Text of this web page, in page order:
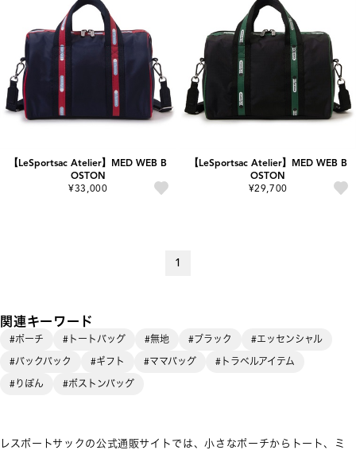
【LeSportsac Atelier】MED WEB B
OSTON
¥33,000
【LeSportsac Atelier】MED WEB B
OSTON
¥29,700
1
関連キーワード
#ポーチ #トートバッグ #無地 #ブラック
#エッセンシャル
#バックパック
#ギフト #ママバッグ
#トラベルアイテム
#りぼん
#ボストンバッグ
レスポートサックの公式通販サイトでは、小さなポーチからトート、ミ